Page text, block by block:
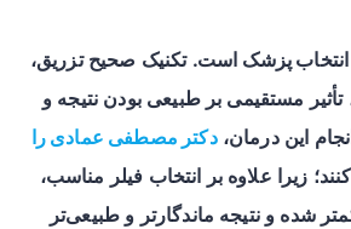
انتخاب پزشک است. تکنیک صحیح تزریق،
مستقیمی بر طبیعی بودن نتیجه و
این درمان،دکتر مصطفی عمادی را
زیرا علاوه بر انتخاب فیلر مناسب،
شده و نتیجه ماندگارتر و طبیعی‌تر